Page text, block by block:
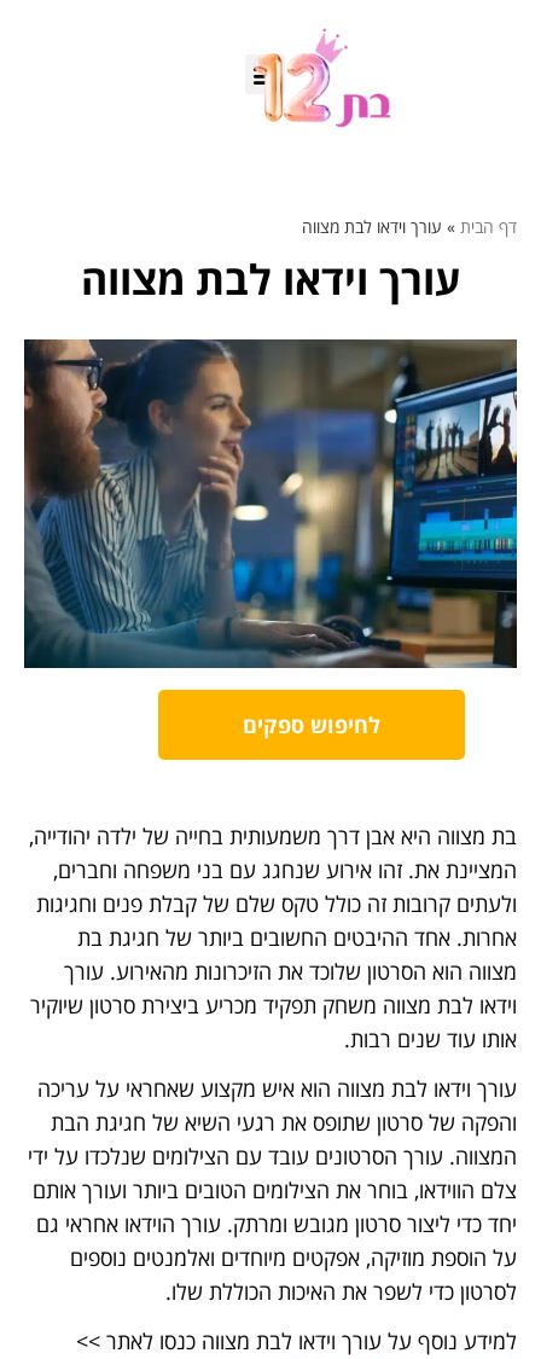
דף הבית » עורך וידאו לבת מצווה
עורך וידאו לבת מצווה
לחיפוש ספקים
בת מצווה היא אבן דרך משמעותית בחייה של ילדה יהודייה,
המציינת את. זהו אירוע שנחגג עם בני משפחה וחברים,
ולעתים קרובות זה כולל טקס שלם של קבלת פנים וחגיגות
אחרות. אחד ההיבטים החשובים ביותר של חגיגת בת
מצווה הוא הסרטון שלוכד את הזיכרונות מהאירוע. עורך
וידאו לבת מצווה משחק תפקיד מכריע ביצירת סרטון שיוקיר
אותו עוד שנים רבות.
עורך וידאו לבת מצווה הוא איש מקצוע שאחראי על עריכה
והפקה של סרטון שתופס את רגעי השיא של חגיגת הבת
המצווה. עורך הסרטונים עובד עם הצילומים שנלכדו על ידי
צלם הווידאו, בוחר את הצילומים הטובים ביותר ועורך אותם
יחד כדי ליצור סרטון מגובש ומרתק. עורך הוידאו אחראי גם
על הוספת מוזיקה, אפקטים מיוחדים ואלמנטים נוספים
לסרטון כדי לשפר את האיכות הכוללת שלו.
למידע נוסף על עורך וידאו לבת מצווה כנסו לאתר >>